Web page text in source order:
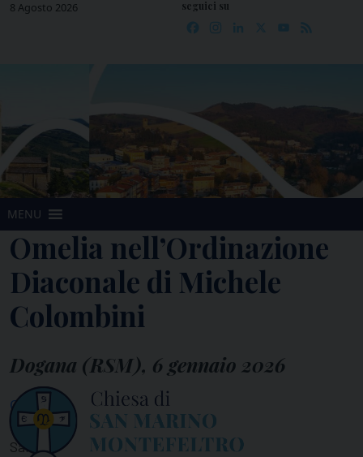
Skip8 Agosto 2026 seguici su
Facebook
Instagram
LinkedIn YouTube
MENU
Omelia nell’Ordinazione
Diaconale di Michele
Colombini
Dogana (RSM), 6 gennaio 2026
Omelia
Is 60,1-6
Sal 71